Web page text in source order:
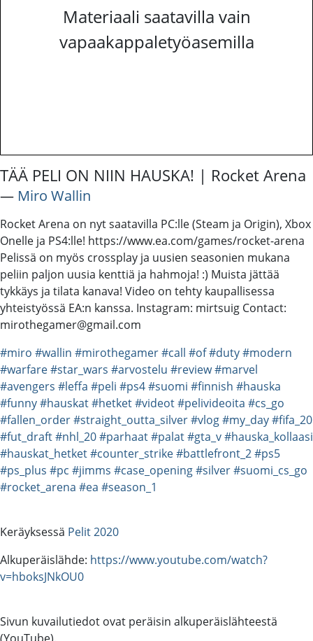
Materiaali saatavilla vain
vapaakappaletyöasemilla
TÄÄ PELI ON NIIN HAUSKA! | Rocket Arena
― Miro Wallin
Rocket Arena on nyt saatavilla PC:lle (Steam ja Origin), Xbox
Onelle ja PS4:lle! https://www.ea.com/games/rocket-arena
Pelissä on myös crossplay ja uusien seasonien mukana
peliin paljon uusia kenttiä ja hahmoja! :) Muista jättää
tykkäys ja tilata kanava! Video on tehty kaupallisessa
yhteistyössä EA:n kanssa. Instagram: mirtsuig Contact:
mirothegamer@gmail.com
#miro #wallin #mirothegamer#call #of#duty#modern
#warfare#star_wars #arvostelu #review#marvel
#avengers #leffa #peli #ps4#suomi #finnish #hauska
#funny#hauskat#hetket#videot#pelivideoita #cs_go
#fallen_order#straight_outta_silver#vlog#my_day#fifa_20
#fut_draft#nhl_20#parhaat#palat#gta_v#hauska_kollaasi
#hauskat_hetket#counter_strike#battlefront_2#ps5
#ps_plus #pc #jimms #case_opening#silver#suomi_cs_go
#rocket_arena #ea #season_1
Keräyksessä Pelit 2020
Alkuperäislähde: https://www.youtube.com/watch?
v=hboksJNkOU0
Sivun kuvailutiedot ovat peräisin alkuperäislähteestä